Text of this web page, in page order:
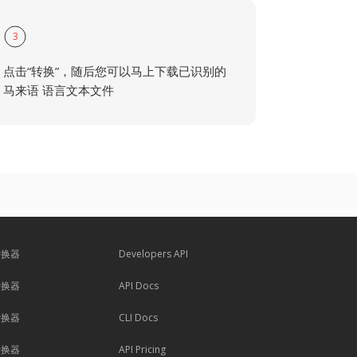
3
点击“转换”，随后您可以马上下载已识别的
马来语 语言文本文件
器
器
器
器
Developers API
API Docs
CLI Docs
API Pricing